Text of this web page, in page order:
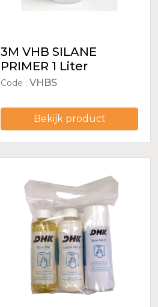
3M VHB SILANE
PRIMER 1 Liter
Code :VHBS
Bekijk product